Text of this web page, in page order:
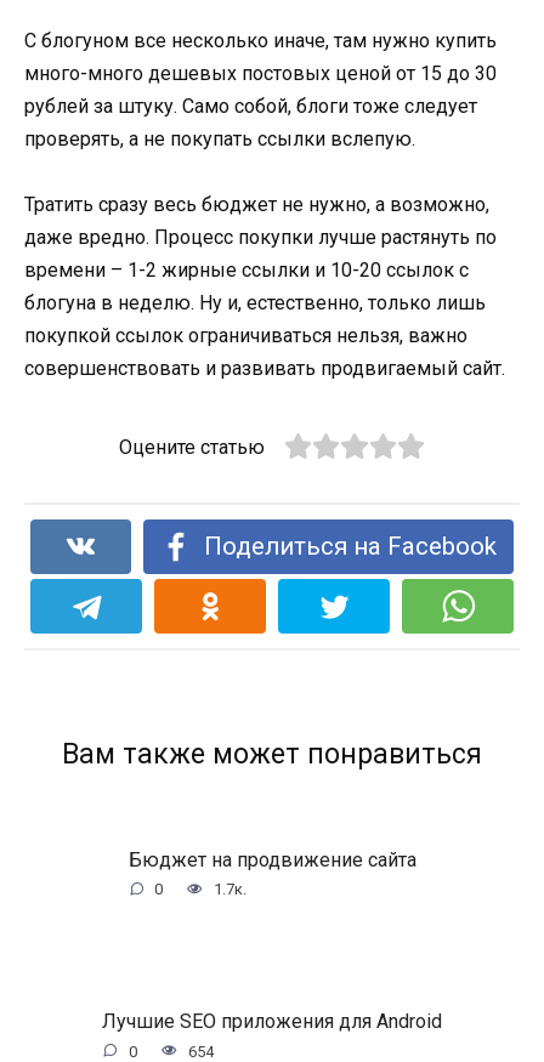
С блогуном все несколько иначе, там нужно купить
много-много дешевых постовых ценой от 15 до 30
рублей за штуку. Само собой, блоги тоже следует
проверять, а не покупать ссылки вслепую.
Тратить сразу весь бюджет не нужно, а возможно,
даже вредно. Процесс покупки лучше растянуть по
времени – 1-2 жирные ссылки и 10-20 ссылок с
блогуна в неделю. Ну и, естественно, только лишь
покупкой ссылок ограничиваться нельзя, важно
совершенствовать и развивать продвигаемый сайт.
Оцените статью
Поделиться на Facebook
Вам также может понравиться
Бюджет на продвижение сайта
0 1.7к.
Лучшие SEO приложения для Android
0 654